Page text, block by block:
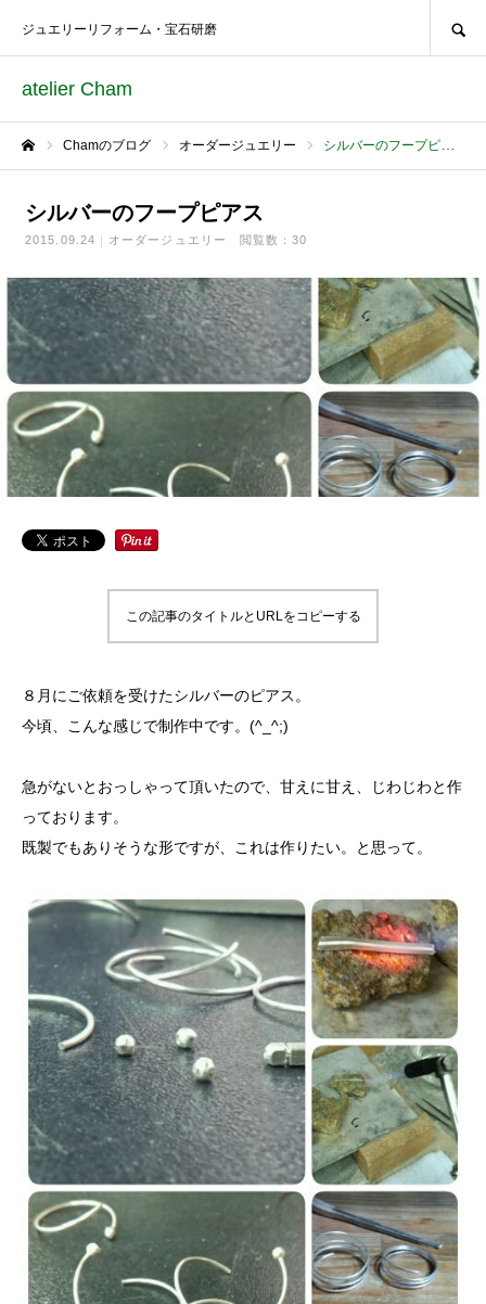
atelier Cham
ジュエリーリフォーム・宝石研磨
Chamのブログ オーダージュエリー シルバーのフープピアス
シルバーのフープピアス
2015.09.24 オーダージュエリー 閲覧数：30
この記事のタイトルとURLをコピーする
８月にご依頼を受けたシルバーのピアス。
今頃、こんな感じで制作中です。(^_^;)
急がないとおっしゃって頂いたので、甘えに甘え、じわじわと作
っております。
既製でもありそうな形ですが、これは作りたい。と思って。